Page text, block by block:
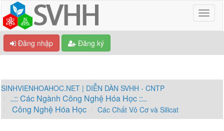
Đăng nhập Đăng ký
SINHVIENHOAHOC.NET | DIỄN DÀN SVHH - CNTP
..:: Các Ngành Công Nghệ Hóa Học ::..
Công Nghệ Hóa Học
Các Chất Vô Cơ và Silicat